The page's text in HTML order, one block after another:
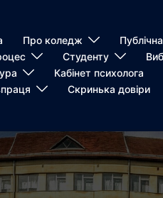
Про коледж
Студенту
Кабінет психолога
Скринька довіри